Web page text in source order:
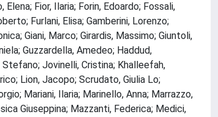
Fior, Ilaria; Forin, Edoardo; Fossali,
Furlani, Elisa; Gamberini, Lorenzo;
Giani, Marco; Girardis, Massimo; Giuntoli,
Guzzardella, Amedeo; Haddud,
Stefano; Jovinelli, Cristina; Khalleefah,
Lion, Jacopo; Scrudato, Giulia Lo;
Mariani, Ilaria; Marinello, Anna; Marrazzo,
Giuseppina; Mazzanti, Federica; Medici,